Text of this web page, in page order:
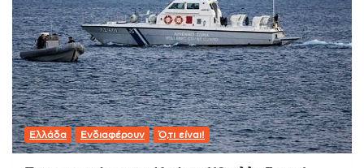
Ελλάδα Ενδιαφέρουν Ό,τι είναι!